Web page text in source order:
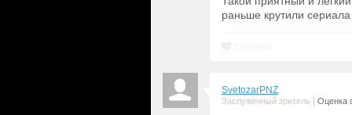
раньше крутили
SvetozarPNZ
Заслуженный зритель Оценка